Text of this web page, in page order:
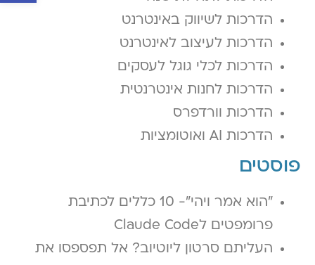
הדרכות לשיווק באינטרנט
הדרכות לעיצוב לאינטרנט
הדרכות לכלי גוגל לעסקים
הדרכות לחנות אינטרנטית
הדרכות וורדפרס
הדרכות AI ואוטומציות
פוסטים
״הוא אמר ויהי״- 10 כללים לכתיבת
פרומפטים לClaude Code
העליתם סרטון ליוטיוב? אל תפספסו את